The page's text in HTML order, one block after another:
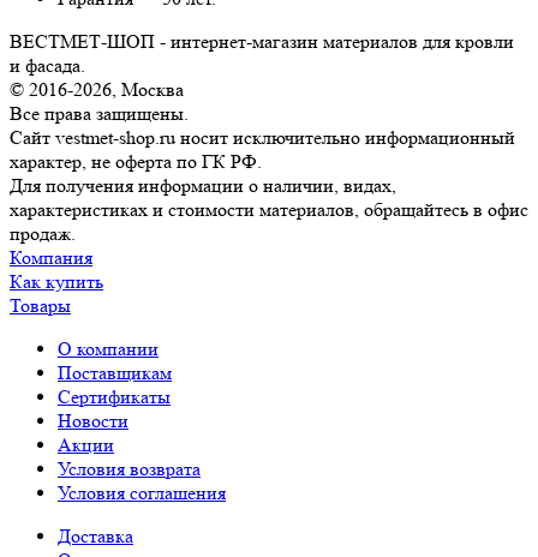
ВЕСТМЕТ-ШОП - интернет-магазин материалов для кровли
и фасада.
© 2016-2026, Москва
Все права защищены.
Сайт vestmet-shop.ru носит исключительно информационный
характер, не оферта по ГК РФ.
Для получения информации о наличии, видах,
характеристиках и стоимости материалов, обращайтесь в офис
продаж.
Компания
Как купить
Товары
О компании
Поставщикам
Сертификаты
Новости
Акции
Условия возврата
Условия соглашения
Доставка